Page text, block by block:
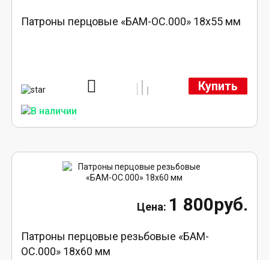
Патроны перцовые «БАМ-ОС.000» 18х55 мм
Купить
1 800руб.
Патроны перцовые резьбовые «БАМ-
ОС.000» 18х60 мм